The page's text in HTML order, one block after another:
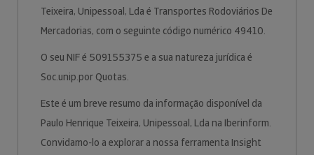
Teixeira, Unipessoal, Lda é Transportes Rodoviários De
Mercadorias, com o seguinte código numérico 49410.
O seu NIF é 509155375 e a sua natureza jurídica é
Soc.unip.por Quotas.
Este é um breve resumo da informação disponível da
Paulo Henrique Teixeira, Unipessoal, Lda na Iberinform.
Convidamo-lo a explorar a nossa ferramenta Insight